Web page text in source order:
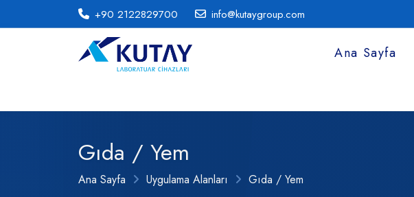
+90 2122829700 info@kutaygroup.com
Ana Sayfa
Gıda / Yem
Ana Sayfa Uygulama Alanları Gıda / Yem